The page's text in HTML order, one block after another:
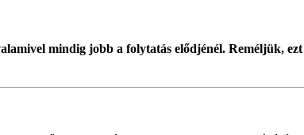
mindig jobb a folytatás elődjénél. Reméljük,